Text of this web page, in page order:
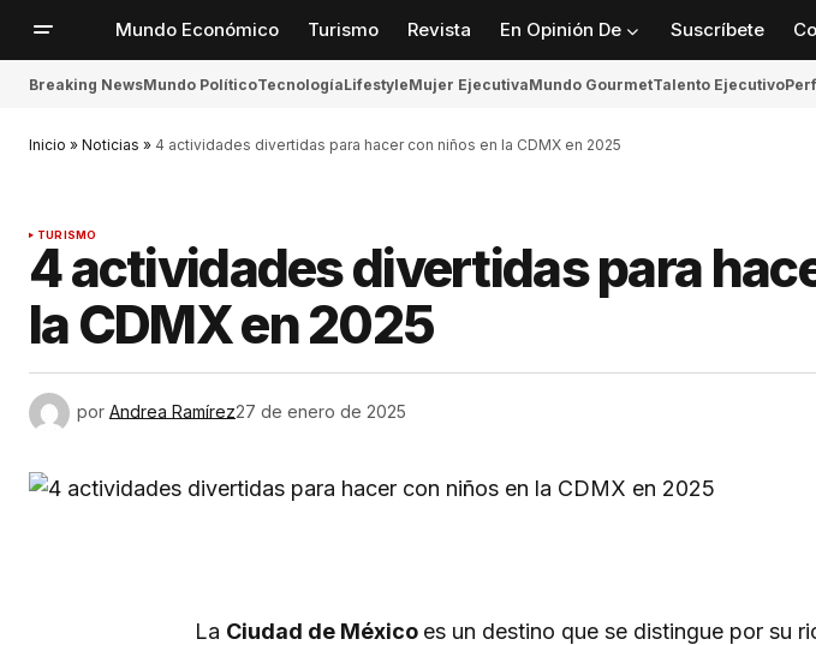
Mundo Económico Turismo Revista En Opinión De Suscríbete
Breaking NewsMundo PolíticoTecnologíaLifestyleMujer EjecutivaMundo GourmetTalento Ejecutivo
Inicio » Noticias » 4 actividades divertidas para hacer con niños en la CDMX en 2025
TURISMO
4 actividades divertidas para
la CDMX en 2025
por Andrea Ramírez27 de enero de 2025
La Ciudad de México es un destino que se distingue por su